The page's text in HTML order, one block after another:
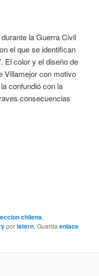
la Guerra Civil
el que se identifican
El color y el diseño de
Villamejor con motivo
confundió con la
consecuencias
chilena,
poristern. Guardaenlace